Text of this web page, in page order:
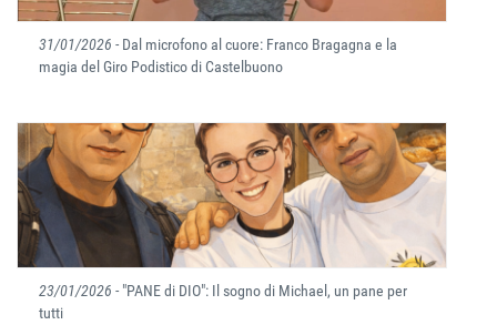
31/01/2026 - Dal microfono al cuore: Franco Bragagna e la
magia del Giro Podistico di Castelbuono
23/01/2026 - "PANE di DIO": Il sogno di Michael, un pane per
tutti